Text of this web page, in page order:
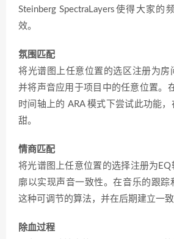
Steinberg SpectraLayers使得大家的
效。
氛围匹配
将光谱图上任意位置的选区注册为房
并将声音应用于项目中的任意位置。
时间轴上的 ARA 模式下尝试此功能
甜。
情商匹配
将光谱图上任意位置的选择注册为
廓以实现声音一致性。在音乐的跟踪
这种可调节的算法，并在后期建立一致
除血过程